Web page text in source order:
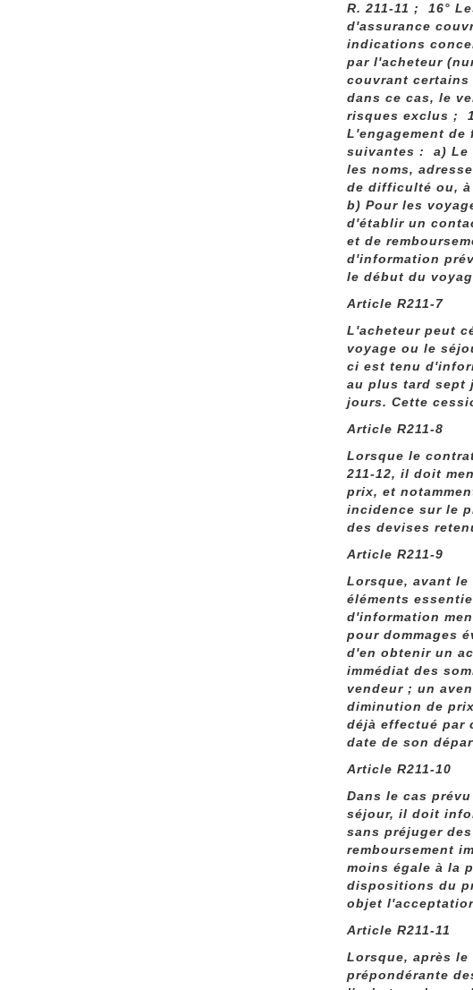
R. 211-11 ; 16°
d'assurance
indications
par l'acheteur
couvrant certains
dans ce cas, le
risques exclus ;
L'engagement
suivantes : a) Le
les noms,
de difficulté ou, à
b) Pour les
d'établir un
et de
d'information
le début du
Article R211-7
L'acheteur peut
voyage ou le
ci est tenu
au plus tard sept
jours. Cette
Article R211-8
Lorsque le
211-12, il doit
prix, et
incidence sur le
des devises
Article R211-9
Lorsque, avant
éléments
d'information
pour dommages
d'en obtenir un
immédiat des
vendeur ; un
diminution de
déjà effectué par
date de son
Article R211-10
Dans le cas
séjour, il doit
sans préjuger
remboursement
moins égale à la
dispositions du
objet
Article R211-11
Lorsque, après
prépondérante